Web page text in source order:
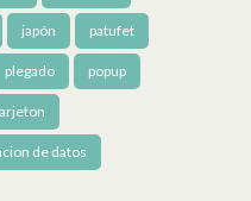
japón patufet
plegado popup
de datos